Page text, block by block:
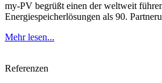
my-PV begrüßt einen der weltweit
Energiespeicherlösungen als 90.
Mehr lesen...
Referenzen